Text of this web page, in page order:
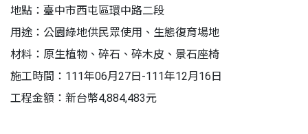
地點：臺中市西屯區環中路二段
用途：公園綠地供民眾使用、生態復育場地
材料：原生植物、碎石、碎木皮、景石座椅
施工時間：111年06月27日-111年12月16日
工程金額：新台幣4,884,483元